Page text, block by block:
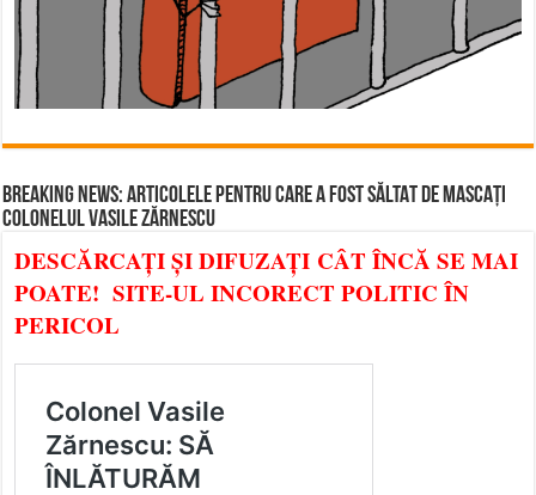
BREAKING NEWS: ARTICOLELE PENTRU CARE A FOST SĂLTAT DE MASCAȚI
COLONELUL VASILE ZĂRNESCU
DESCĂRCAȚI ȘI DIFUZAȚI CÂT ÎNCĂ SE MAI
POATE! SITE-UL INCORECT POLITIC ÎN
PERICOL